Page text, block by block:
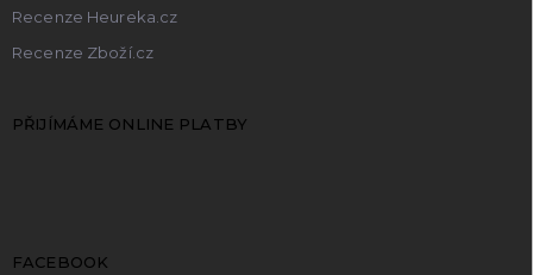
Recenze Heureka.cz
Recenze Zboží.cz
PŘIJÍMÁME ONLINE PLATBY
FACEBOOK